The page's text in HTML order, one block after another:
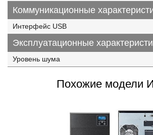
Коммуникационные
Интерфейс USB
Эксплуатационные
Уровень шума
Похожие модели